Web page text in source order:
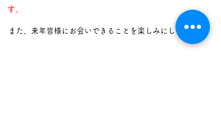
す。
また、来年皆様にお会いできることを楽しみにしています。